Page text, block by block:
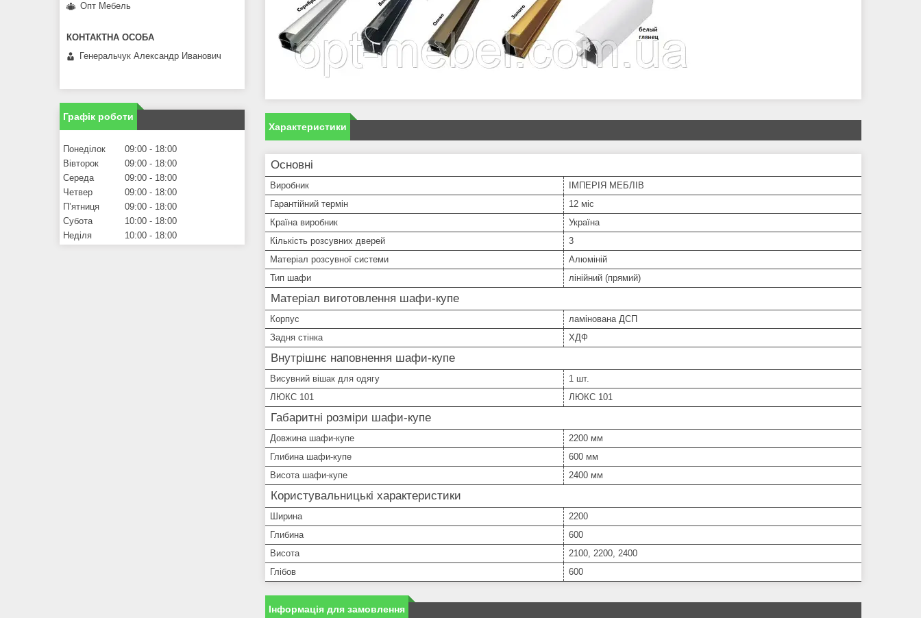
Характеристики
Основні
Виробник
ІМПЕРІЯ МЕБЛІВ
Гарантійний термін
12 міс
Країна виробник
Україна
Кількість розсувних дверей
3
Матеріал розсувної системи
Алюміній
Тип шафи
лінійний (прямий)
Матеріал виготовлення шафи-купе
Корпус
ламінована ДСП
Задня стінка
ХДФ
Внутрішнє наповнення шафи-купе
Висувний вішак для одягу
1 шт.
ЛЮКС 101
ЛЮКС 101
Габаритні розміри шафи-купе
Довжина шафи-купе
2200 мм
Глибина шафи-купе
600 мм
Висота шафи-купе
2400 мм
Користувальницькі характеристики
Ширина
2200
Глибина
600
Висота
2100, 2200, 2400
Глібов
600
Інформація для замовлення
Опт Мебель
Генеральчук Александр Иванович
Графік роботи
Понеділок 09:00
18:00
Вівторок
09:00
18:00
Середа
09:00
18:00
Четвер
09:00
18:00
Пʼятниця
09:00
18:00
Субота
10:00
18:00
Неділя
10:00 18:00